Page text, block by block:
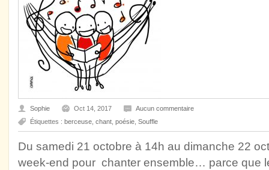
Sophie Oct 14, 2017
Aucun commentaire
Étiquettes : berceuse chant poésie Souffle
Du samedi 21 octobre à 14h au dimanche 22
week-end pour chanter ensemble… parce que